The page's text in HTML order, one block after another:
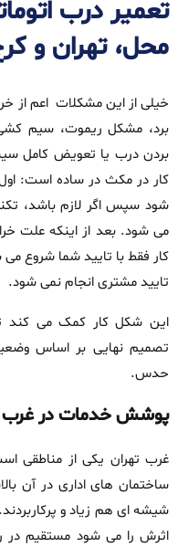
تعمیر درب
محل، تهران و
خیلی از این مشکلات اعم از
برد، مشکل ریموت، سیم‌
بردن درب یا تعویض کامل
کار در مکث‌ در ساده است: اول
شود سپس اگر لازم باشد،
می‌ شود. بعد از اینکه علت
کار فقط با تایید شما شروع
تایید مشتری انجام نمی‌ شود.
این شکل کار کمک می‌ کند
تصمیم نهایی بر اساس
حدس.
پوشش خدمات در غرب
غرب تهران یکی از مناطقی
ساختمان‌ های اداری در آن
شیشه‌ ای هم زیاد و
اثرش را می‌ شود مستقیم در